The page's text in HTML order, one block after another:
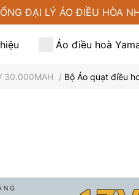
ĐẠI LÝ ÁO ĐIỀU HÒA
Áo điều hoà
Tin tức Liên hệ
30.000MAH / Bộ Áo quạt điều